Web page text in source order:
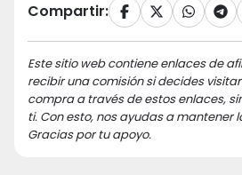
Compartir:
Este sitio web contiene enlaces de
recibir una comisión si decides
compra a través de estos enlaces,
ti. Con esto, nos ayudas a
Gracias por tu apoyo.